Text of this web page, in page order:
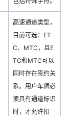
高速通道类型，
目前可选：ET
C、MTC，且E
TC和MTC可以
同时存在签约关
系。用户车牌必
须具有通道标识
时，才允许扣